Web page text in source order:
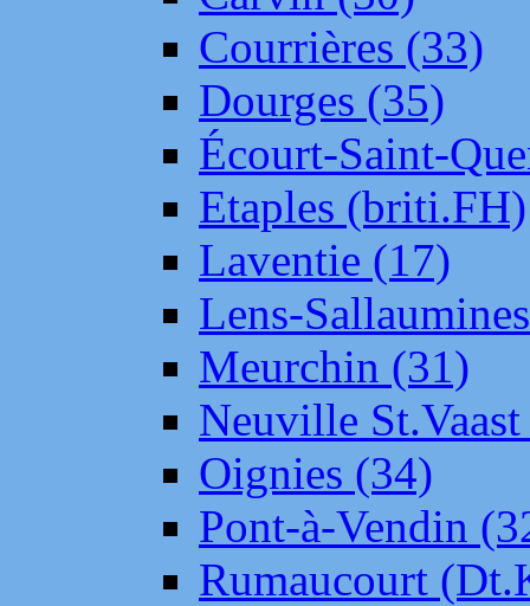
Courrières (33)
Dourges (35)
Écourt-Saint-
Etaples (briti.FH)
Laventie (17)
Lens-
Meurchin (31)
Neuville
Oignies (34)
Pont-à-Vendin
Rumaucourt